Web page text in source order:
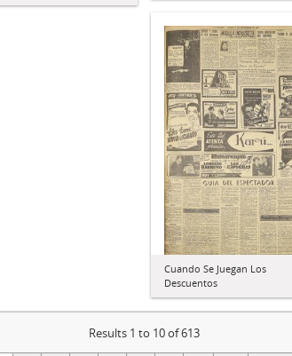
Cuando Se Juegan Los
Descuentos
Results 1 to 10 of 613